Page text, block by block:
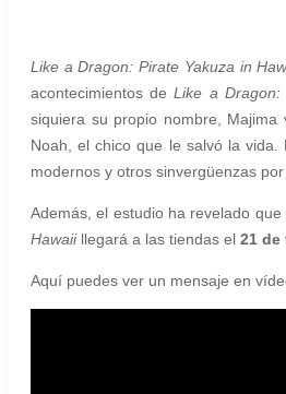
Like a Dragon: Pirate Yakuza in
acontecimientos deLike a Dragon:
siquiera su propio nombre,
Noah, el chico que le salvó la
modernos y otros sinvergüenzas
Además, el estudio ha revelado
Hawaiillegará a las tiendas el 21 de
Aquí puedes ver un mensaje en